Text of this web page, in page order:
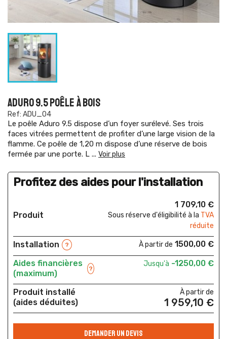
ADURO 9.5 POÊLE À BOIS
Ref: ADU_04
Le poêle Aduro 9.5 dispose d’un foyer surélevé. Ses trois
faces vitrées permettent de profiter d’une large vision de la
flamme. Ce poêle de 1,20 m dispose d’une réserve de bois
fermée par une porte. L ... Voir plus
Profitez des aides pour l'installation
Produit
1 709,10 €
Sous réserve d'éligibilité à la TVA
réduite
Installation ? À partir de 1500,00 €
Aides financières
(maximum)
?
Jusqu'à -1250,00 €
Produit installé
(aides déduites)
À partir de
1 959,10 €
DEMANDER UN DEVIS